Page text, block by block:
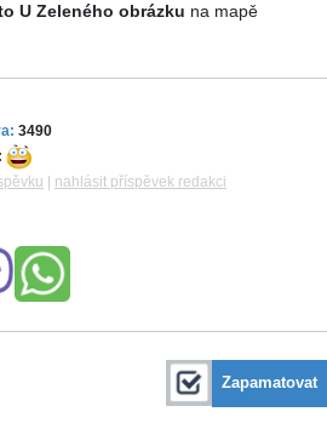
U Zeleného obrázku na mapě
3490
nahlásit příspěvek redakci
Zapamatovat